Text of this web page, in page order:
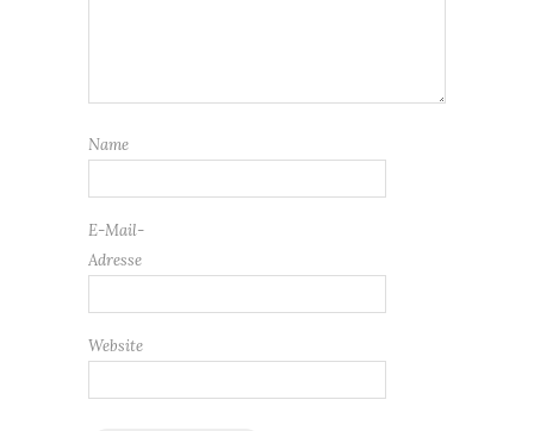
Name
E-Mail-
Adresse
Website